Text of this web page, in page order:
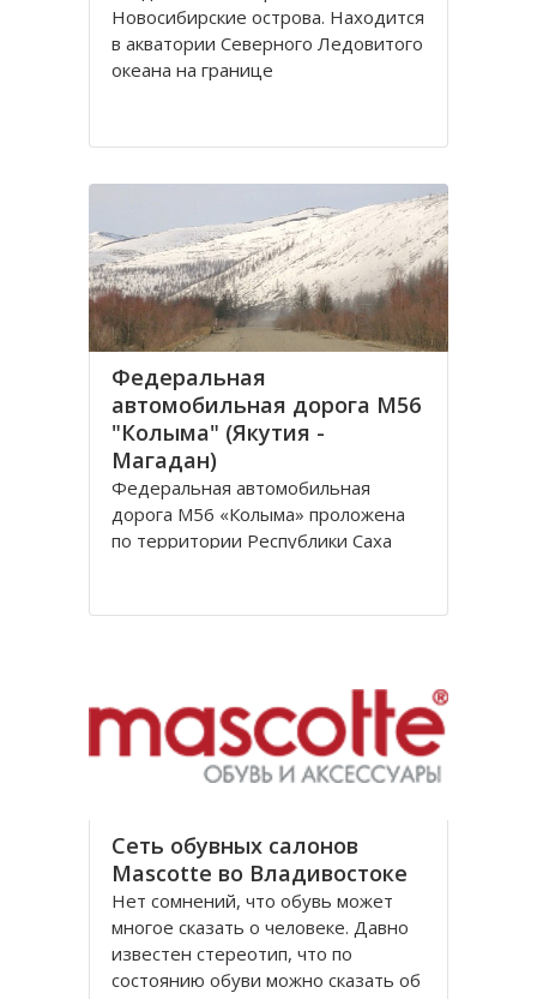
Новосибирские острова. Находится
в акватории Северного Ледовитого
океана на границе
крупные острова Большой и Малый
и Семеновский, общей площадью
6175
Федеральная
автомобильная дорога М56
"Колыма" (Якутия -
Магадан)
Федеральная автомобильная
дорога М56 «Колыма» проложена
по территории Республики Саха
историческое название –
«Колыма» является продолжением
трассы М56 «Лена», которая в свою
очередь
Сеть обувных салонов
Mascotte во Владивостоке
Нет сомнений, что обувь может
многое сказать о человеке. Давно
известен стереотип, что по
состоянию обуви можно сказать об